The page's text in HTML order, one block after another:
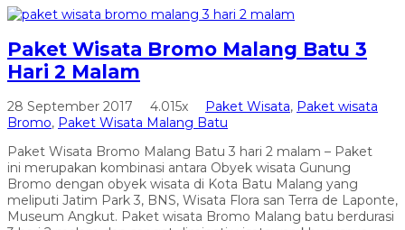
Paket Wisata Bromo Malang Batu 3
Hari 2 Malam
28 September 2017 4.015x Paket Wisata, Paket wisata
Bromo, Paket Wisata Malang Batu
Paket Wisata Bromo Malang Batu 3 hari 2 malam – Paket
ini merupakan kombinasi antara Obyek wisata Gunung
Bromo dengan obyek wisata di Kota Batu Malang yang
meliputi Jatim Park 3, BNS, Wisata Flora san Terra de Laponte,
Museum Angkut. Paket wisata Bromo Malang batu berdurasi